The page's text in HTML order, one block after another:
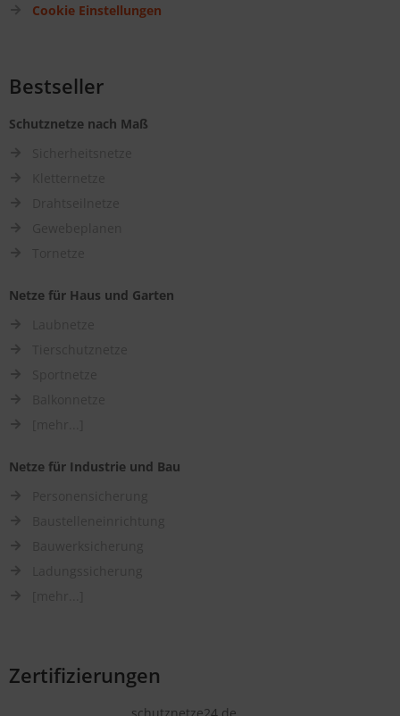
Cookie Einstellungen
Bestseller
Schutznetze nach Maß
Netze für Haus und Garten
Netze für Industrie und Bau
Zertifizierungen
schutznetze24.de